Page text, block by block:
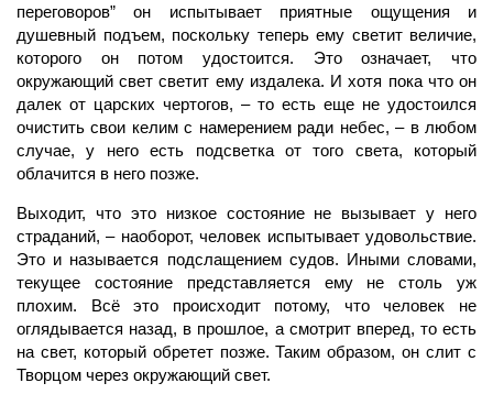
переговоров” он испытывает приятные ощущения и
душевный подъем, поскольку теперь ему светит величие,
которого он потом удостоится. Это означает, что
окружающий свет светит ему издалека. И хотя пока что он
далек от царских чертогов, – то есть еще не удостоился
очистить свои келим с намерением ради небес, – в любом
случае, у него есть подсветка от того света, который
облачится в него позже.
Выходит, что это низкое состояние не вызывает у него
страданий, – наоборот, человек испытывает удовольствие.
Это и называется подслащением судов. Иными словами,
текущее состояние представляется ему не столь уж
плохим. Всё это происходит потому, что человек не
оглядывается назад, в прошлое, а смотрит вперед, то есть
на свет, который обретет позже. Таким образом, он слит с
Творцом через окружающий свет.